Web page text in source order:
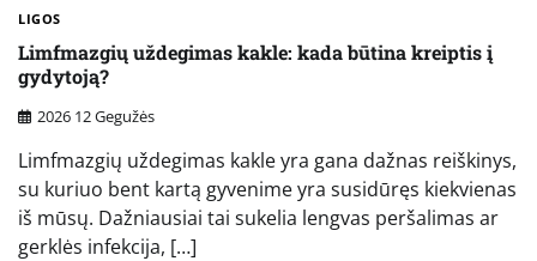
LIGOS
Limfmazgių uždegimas kakle: kada būtina kreiptis į
gydytoją?
2026 12 Gegužės
Limfmazgių uždegimas kakle yra gana dažnas reiškinys,
su kuriuo bent kartą gyvenime yra susidūręs kiekvienas
iš mūsų. Dažniausiai tai sukelia lengvas peršalimas ar
gerklės infekcija, […]